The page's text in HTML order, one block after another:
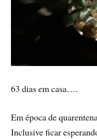
63 dias em casa….
Em época de
Inclusive ficar